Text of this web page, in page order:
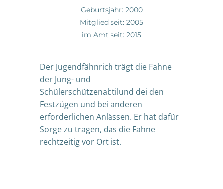
Geburtsjahr: 2000
Mitglied seit: 2005
im Amt seit: 2015
Der Jugendfähnrich trägt die Fahne
der Jung- und
Schülerschützenabtilund dei den
Festzügen und bei anderen
erforderlichen Anlässen. Er hat dafür
Sorge zu tragen, das die Fahne
rechtzeitig vor Ort ist.